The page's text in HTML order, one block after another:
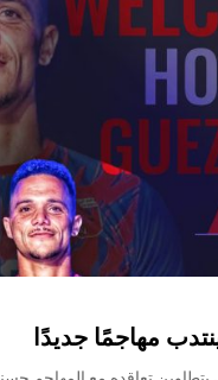
مهاجمًا جديدًا